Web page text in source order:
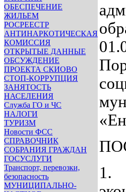
ОБЕСПЕЧЕНИЕ
ЖИЛЬЕМ
РОСРЕЕСТР
АНТИНАРКОТИЧЕСКАЯ
КОМИССИЯ
ОТКРЫТЫЕ ДАННЫЕ
ОБСУЖДЕНИЕ
ПРОЕКТА СКИОВО
СТОП-КОРРУПЦИЯ
ЗАНЯТОСТЬ
НАСЕЛЕНИЯ
Служба ГО и ЧС
НАЛОГИ
ТУРИЗМ
Новости ФСС
СПРАВОЧНИК
СОБРАНИЯ ГРАЖДАН
ГОСУСЛУГИ
Транспорт, перевозки,
безопасность
МУНИЦИПАЛЬНО-
1.